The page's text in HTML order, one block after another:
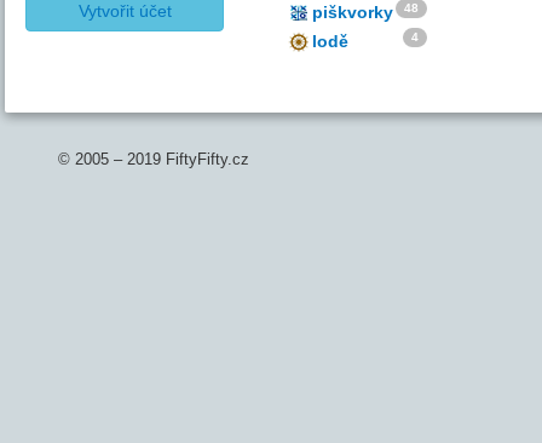
Vytvořit účet
piškvorky
48
lodě 4
© 2005 – 2019 FiftyFifty.cz